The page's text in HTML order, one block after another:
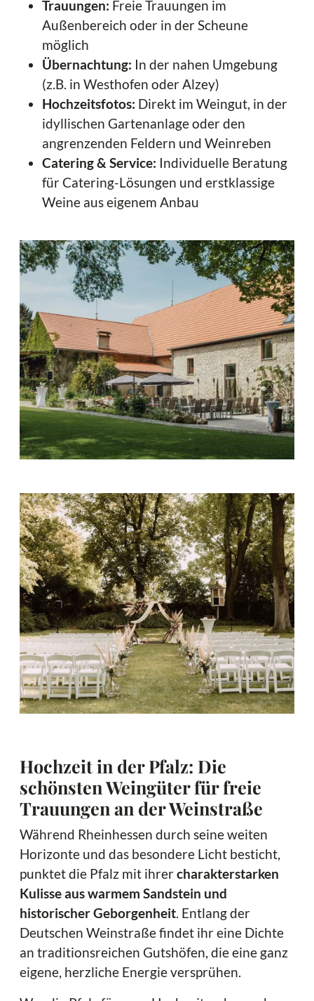
Trauungen: Freie Trauungen im
Außenbereich oder in der Scheune
möglich
Übernachtung: In der nahen Umgebung
(z.B. in Westhofen oder Alzey)
Hochzeitsfotos: Direkt im Weingut, in der
idyllischen Gartenanlage oder den
angrenzenden Feldern und Weinreben
Catering & Service: Individuelle Beratung
für Catering-Lösungen und erstklassige
Weine aus eigenem Anbau
Hochzeit in der Pfalz: Die
schönsten Weingüter für freie
Trauungen an der Weinstraße
Während Rheinhessen durch seine weiten
Horizonte und das besondere Licht besticht,
punktet die Pfalz mit ihrercharakterstarken
Kulisse aus warmem Sandstein und
historischer Geborgenheit. Entlang der
Deutschen Weinstraße findet ihr eine Dichte
an traditionsreichen Gutshöfen, die eine ganz
eigene, herzliche Energie versprühen.